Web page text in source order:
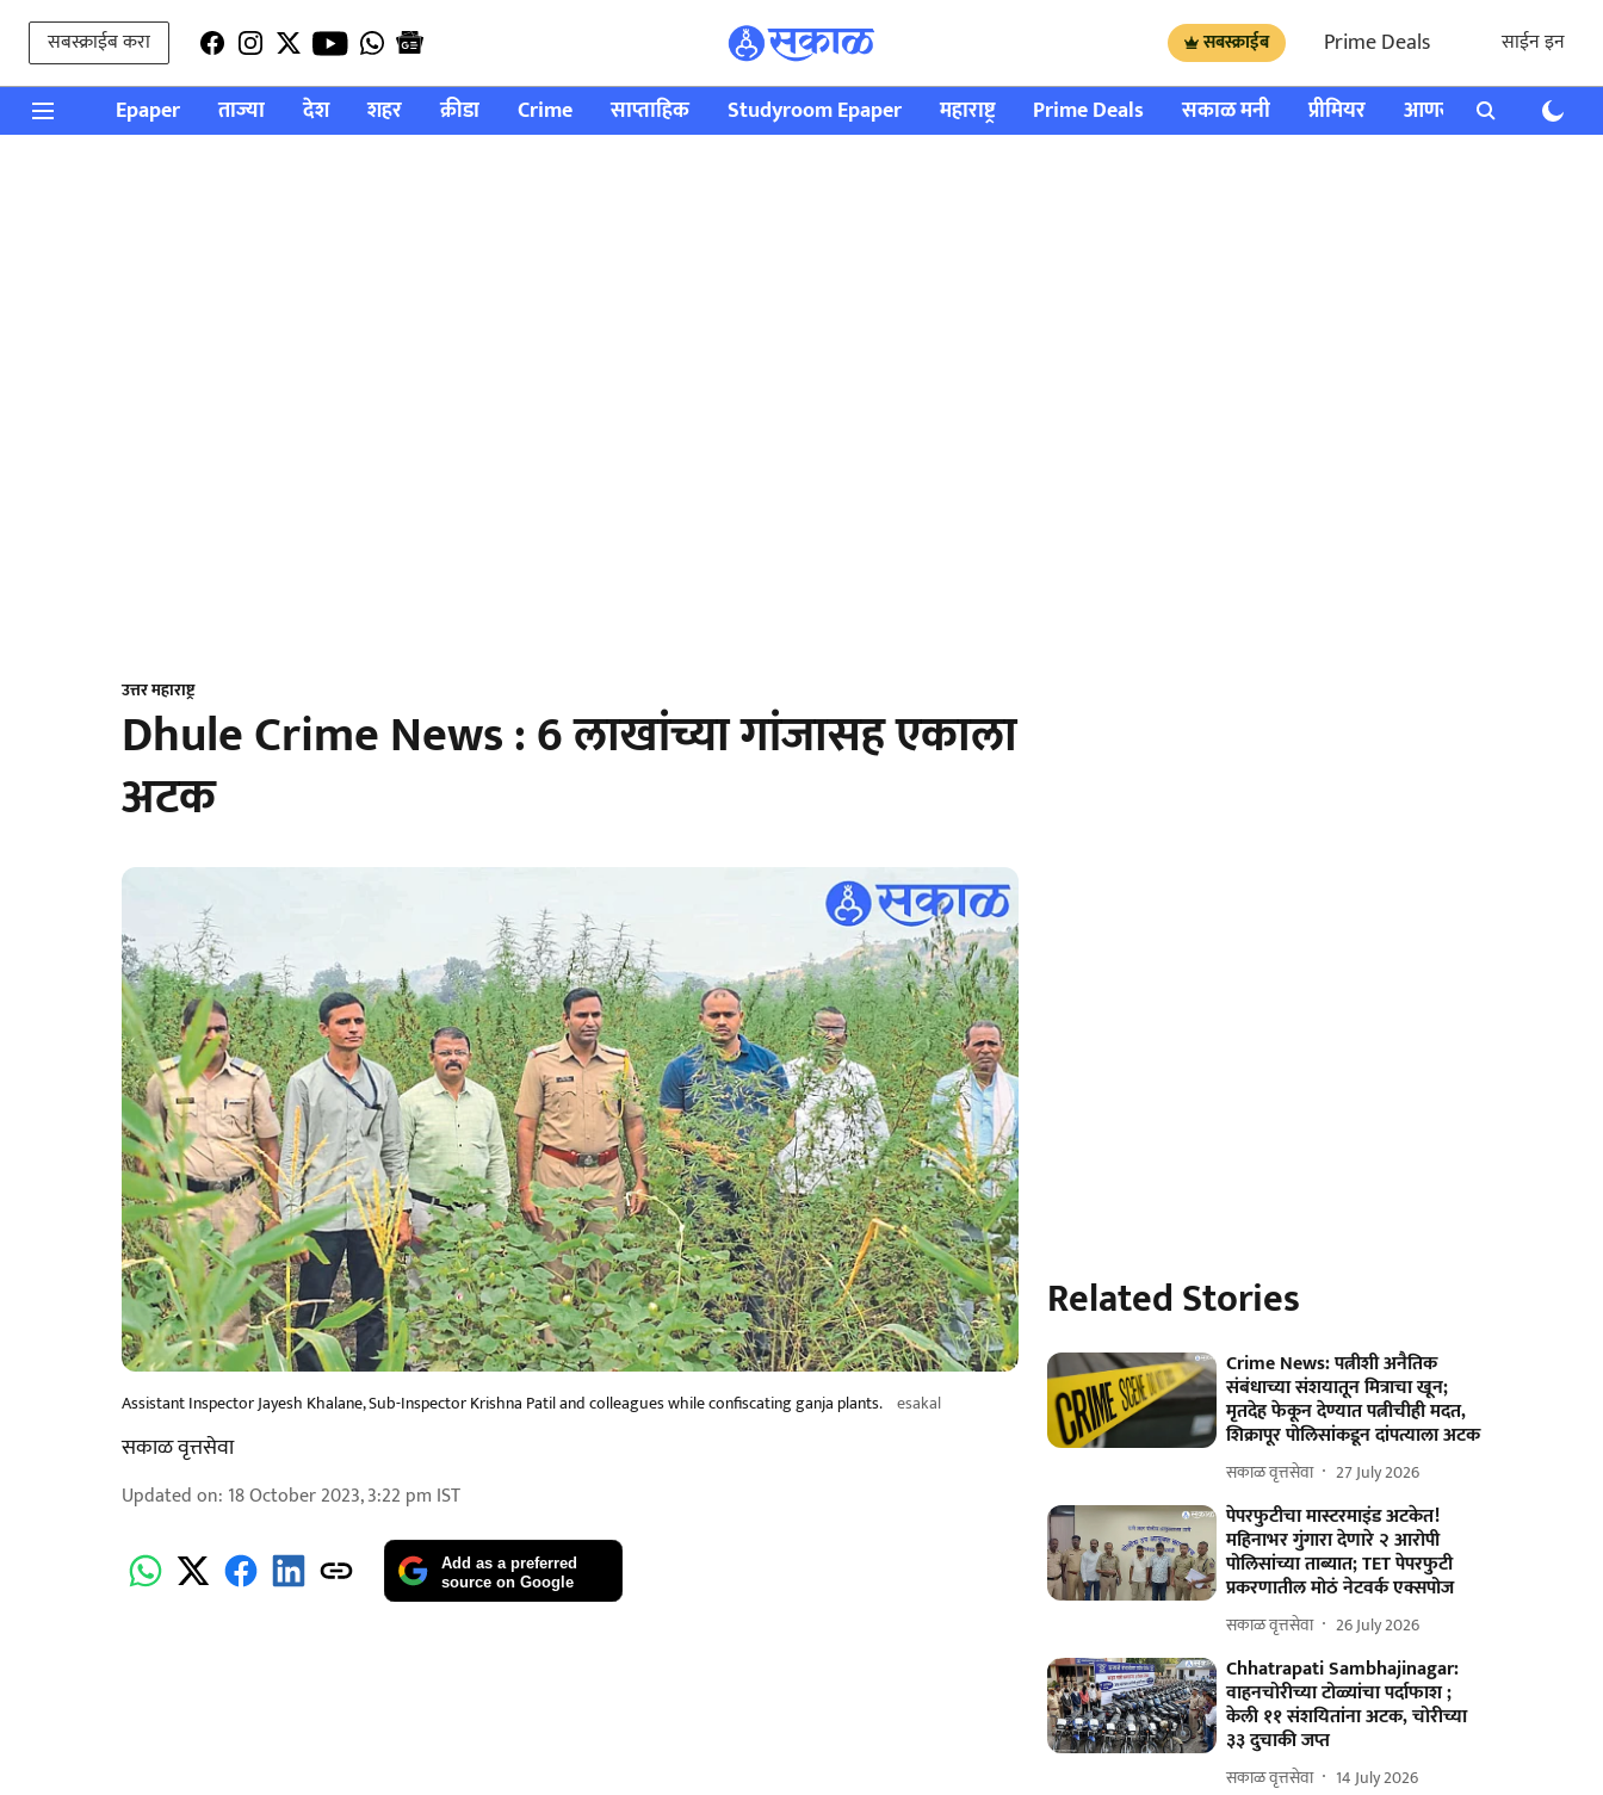
सबस्क्राईब करा सबस्क्राईब Prime Deals साईन इन
Epaper ताज्या देश शहर क्रीडा Crime साप्ताहिक Studyroom Epaper महाराष्ट्र Prime Deals सकाळ मनी प्रीमियर आणखी राशी भविष्य
उत्तर महाराष्ट्र
Dhule Crime News : 6 लाखांच्या गांजासह एकाला
अटक
Assistant Inspector Jayesh Khalane, Sub-Inspector Krishna Patil and colleagues while confiscating ganja plants. esakal
सकाळ वृत्तसेवा
Updated on: 18 October 2023, 3:22 pm IST
Add as a preferred
source on Google
Related Stories
Crime News: पत्नीशी अनैतिक
संबंधाच्या संशयातून मित्राचा खून;
मृतदेह फेकून देण्यात पत्नीचीही मदत,
शिक्रापूर पोलिसांकडून दांपत्याला अटक
सकाळ वृत्तसेवा 27 July 2026
पेपरफुटीचा मास्टरमाइंड अटकेत!
महिनाभर गुंगारा देणारे २ आरोपी
पोलिसांच्या ताब्यात; TET पेपरफुटी
प्रकरणातील मोठं नेटवर्क एक्सपोज
सकाळ वृत्तसेवा 26 July 2026
Chhatrapati Sambhajinagar:
वाहनचोरीच्या टोळ्यांचा पर्दाफाश ;
केली ११ संशयितांना अटक, चोरीच्या
३३ दुचाकी जप्त
सकाळ वृत्तसेवा 14 July 2026